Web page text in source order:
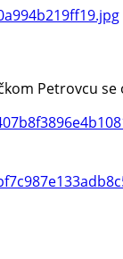
Petrovcu